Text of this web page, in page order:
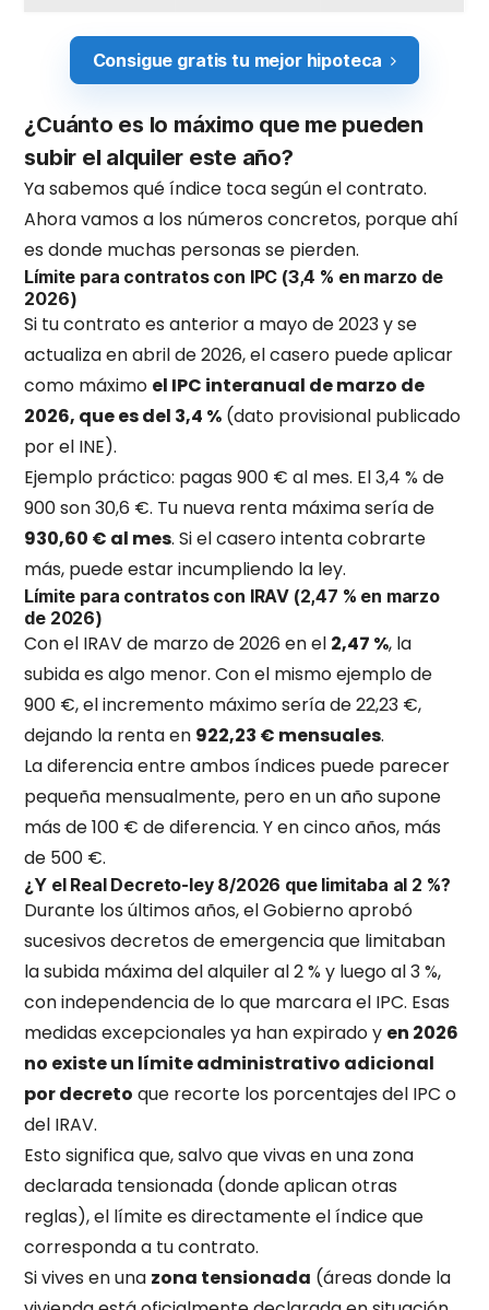
Consigue gratis tu mejor hipoteca
¿Cuánto es lo máximo que me pueden
subir el alquiler este año?
Ya sabemos qué índice toca según el contrato.
Ahora vamos a los números concretos, porque ahí
es donde muchas personas se pierden.
Límite para contratos con IPC (3,4 % en marzo de
2026)
Si tu contrato es anterior a mayo de 2023 y se
actualiza en abril de 2026, el casero puede aplicar
como máximo el IPC interanual de marzo de
2026, que es del 3,4 % (dato provisional publicado
por el INE).
Ejemplo práctico: pagas 900 € al mes. El 3,4 % de
900 son 30,6 €. Tu nueva renta máxima sería de
930,60 € al mes. Si el casero intenta cobrarte
más, puede estar incumpliendo la ley.
Límite para contratos con IRAV (2,47 % en marzo
de 2026)
Con el IRAV de marzo de 2026 en el 2,47 %, la
subida es algo menor. Con el mismo ejemplo de
900 €, el incremento máximo sería de 22,23 €,
dejando la renta en 922,23 € mensuales.
La diferencia entre ambos índices puede parecer
pequeña mensualmente, pero en un año supone
más de 100 € de diferencia. Y en cinco años, más
de 500 €.
¿Y el Real Decreto-ley 8/2026 que limitaba al 2 %?
Durante los últimos años, el Gobierno aprobó
sucesivos decretos de emergencia que limitaban
la subida máxima del alquiler al 2 % y luego al 3 %,
con independencia de lo que marcara el IPC. Esas
medidas excepcionales ya han expirado y en 2026
no existe un límite administrativo adicional
por decreto que recorte los porcentajes del IPC o
del IRAV.
Esto significa que, salvo que vivas en una zona
declarada tensionada (donde aplican otras
reglas), el límite es directamente el índice que
corresponda a tu contrato.
Si vives en una zona tensionada (áreas donde la